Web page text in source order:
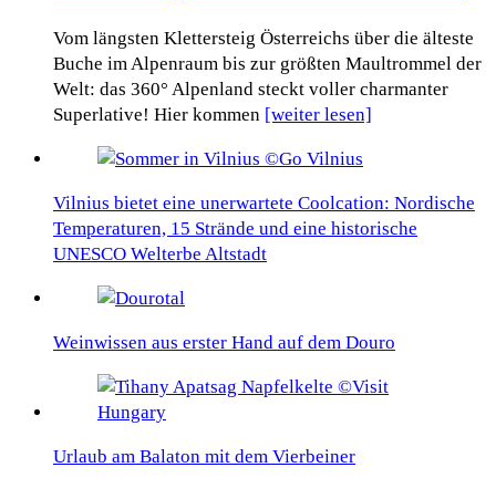
Vom längsten Klettersteig Österreichs über die älteste
Buche im Alpenraum bis zur größten Maultrommel der
Welt: das 360° Alpenland steckt voller charmanter
Superlative! Hier kommen [weiter lesen]
Vilnius bietet eine unerwartete Coolcation: Nordische
Temperaturen, 15 Strände und eine historische
UNESCO Welterbe Altstadt
Weinwissen aus erster Hand auf dem Douro
Urlaub am Balaton mit dem Vierbeiner